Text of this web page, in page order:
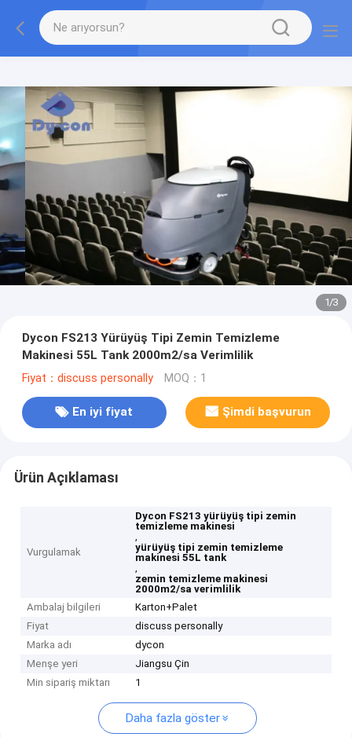
1/3
Dycon FS213 Yürüyüş Tipi Zemin Temizleme
Makinesi 55L Tank 2000m2/sa Verimlilik
Fiyat：discuss personally MOQ：1
En iyi fiyat Şimdi başvurun
Ürün Açıklaması
Vurgulamak
Dycon FS213 yürüyüş tipi zemin
temizleme makinesi
,
yürüyüş tipi zemin temizleme
makinesi 55L tank
,
zemin temizleme makinesi
2000m2/sa verimlilik
Ambalaj bilgileri
Karton+Palet
Fiyat
discuss personally
Marka adı
dycon
Menşe yeri
Jiangsu Çin
Min sipariş miktarı
1
Daha fazla göster